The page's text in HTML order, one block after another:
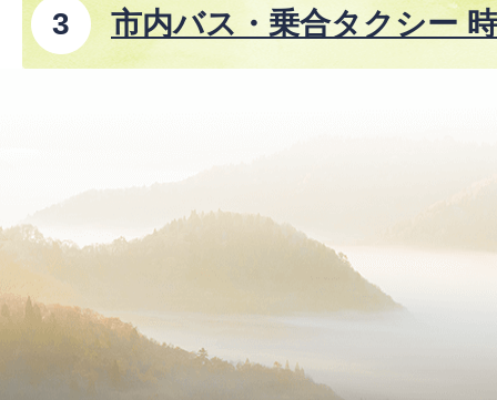
市内バス・乗合タクシー
8年8月1日改正)